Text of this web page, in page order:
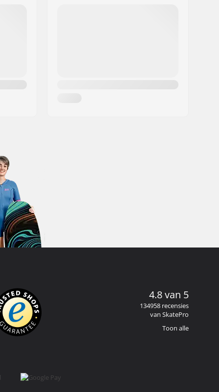
4.8 van 5
134958 recensies
van SkatePro
Toon alle